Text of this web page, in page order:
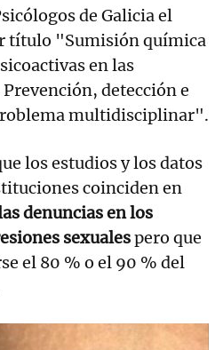
de Galicia el
título "Sumisión química
en las
detección e
multidisciplinar".
los estudios y los datos
coinciden en
denuncias en los
sexualespero que
el 80 % o el 90 % del